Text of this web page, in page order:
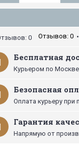
Отзывов: 0 •
Бесплатная
Курьером по
Безопасная
Оплата курьеру при
Гарантия
Напрямую от